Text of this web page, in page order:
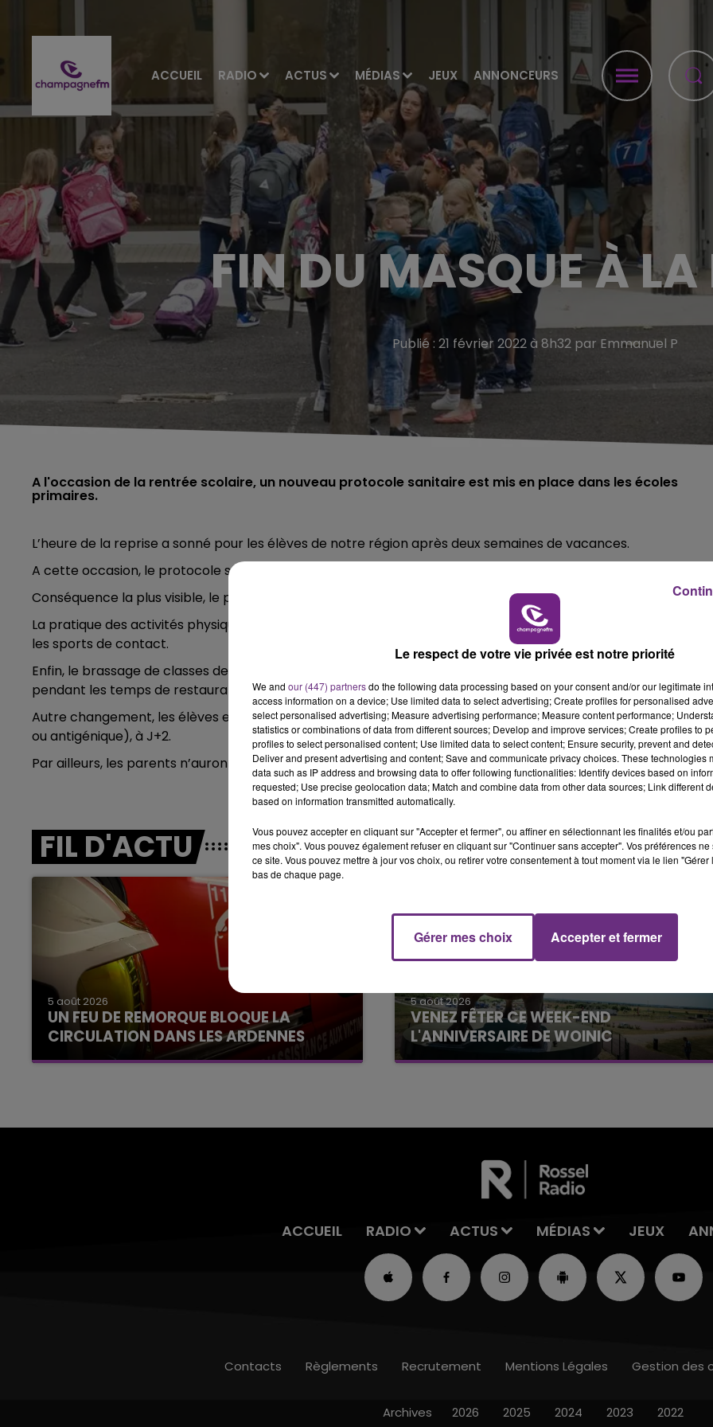
ACCUEIL RADIO ACTUS MÉDIAS JEUX ANNONCEURS
5h00 - 6h00
LE BEST OF DE LA FAMILLE
CHAMPAGNE FM
6h00 - 10h00
LA FAMILLE
FIN DU MASQUE À LA
Publié : 21 février 2022 à 8h32 par Emmanuel P
A l'occasion de la rentrée scolaire, un nouveau protocole sanitaire est mis en place dans les écoles
primaires.
L’heure de la reprise a sonné pour les élèves de notre région après deux semaines de vacances.
A cette occasion, le protocole sanitaire passe du niveau 3 au niveau 2 dans les écoles primaires.
Conséquence la plus visible, le port du masque en extérieur n’est plus obligatoire.
La pratique des activités physiques et sportives en intérieur sera également possible sans masque, sauf pour
les sports de contact.
Enfin, le brassage de classes de même niveau sera possible, notamment en cas d’absence d’un professeur ou
pendant les temps de restauration.
Autre changement, les élèves et enseignants cas contacts n’auront plus qu’un seul test à effectuer
ou antigénique), à J+2.
Par ailleurs, les parents n’auront plus à présenter à remplir l’attestation sur l’honneur justifiant un test
FIL D'ACTU
5 août 2026
UN FEU DE REMORQUE BLOQUE LA
CIRCULATION DANS LES ARDENNES
Un feu de remorque s'est déclaré ce mercredi
5 août 2026
VENEZ FÊTER CE WEEK-END
L'ANNIVERSAIRE DE WOINIC
Ce samedi 8 août sera un grand jour :
6h00 - 10h00
La Famille
ACCUEIL RADIO ACTUS MÉDIAS JEUX
Contacts Règlements Recrutement Mentions Légales Gestion des
Archives 2026 2025 2024 2023 2022
Le respect de votre vie privée est notre priorité
We and our (447) partnersdo the following data processing based on your consent and/or our legitimate
access information on a device; Use limited data to select advertising; Create profiles for personalised
select personalised advertising; Measure advertising performance; Measure content performance;
statistics or combinations of data from different sources; Develop and improve services; Create profiles to
profiles to select personalised content; Use limited data to select content; Ensure security, prevent and
Deliver and present advertising and content; Save and communicate privacy choices. These technologies
data such as IP address and browsing data to offer following functionalities: Identify devices based on
requested; Use precise geolocation data; Match and combine data from other data sources; Link different
based on information transmitted automatically.
Vous pouvez accepter en cliquant sur "Accepter et fermer", ou affiner en sélectionnant les finalités et/ou
mes choix". Vous pouvez également refuser en cliquant sur "Continuer sans accepter". Vos préférences
ce site. Vous pouvez mettre à jour vos choix, ou retirer votre consentement à tout moment via le lien
bas de chaque page.
Gérer mes choix Accepter et fermer